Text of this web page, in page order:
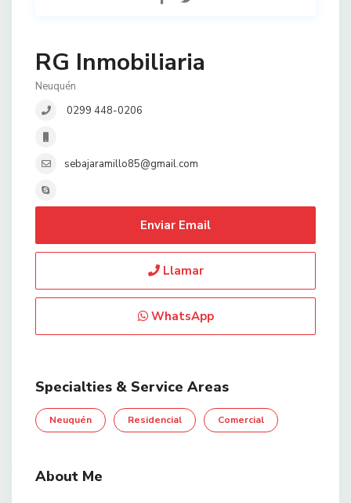
RG Inmobiliaria
Neuquén
0299 448-0206
sebajaramillo85@gmail.com
Enviar Email
Llamar
WhatsApp
Specialties & Service Areas
Neuquén Residencial Comercial
About Me